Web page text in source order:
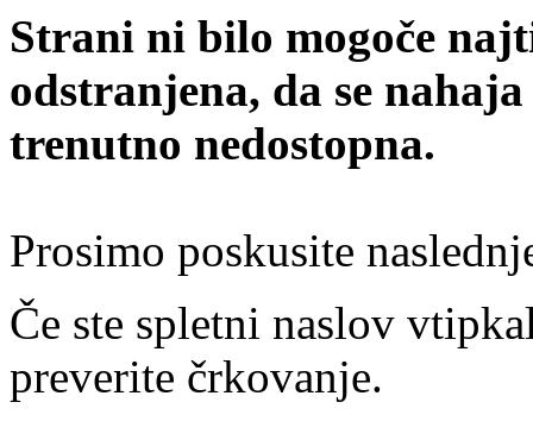
Strani ni bilo mogoče
odstranjena, da se
trenutno nedostopna.
Prosimo poskusite
Če ste spletni naslov
preverite črkovanje.